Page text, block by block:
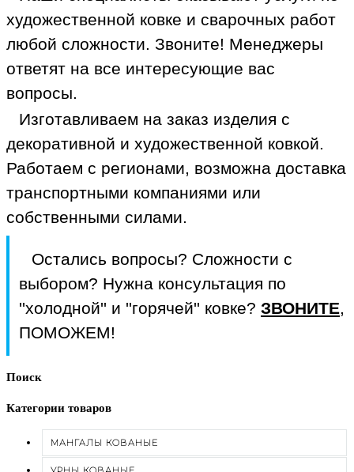
художественной ковке и сварочных работ
любой сложности. Звоните! Менеджеры
ответят на все интересующие вас
вопросы.
Изготавливаем на заказ изделия с
декоративной и художественной ковкой.
Работаем с регионами, возможна доставка
транспортными компаниями или
собственными силами.
Остались вопросы? Сложности с
выбором? Нужна консультация по
''холодной'' и ''горячей'' ковке? ЗВОНИТЕ,
ПОМОЖЕМ!
Поиск
Категории товаров
МАНГАЛЫ КОВАНЫЕ